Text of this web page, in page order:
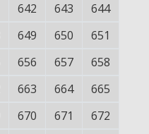
642 643
644
649 650
651
656 657
658
663 664
665
670 671
672